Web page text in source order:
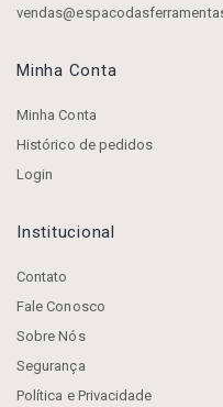
Minha Conta
Minha Conta
Histórico de pedidos
Login
Institucional
Contato
Fale Conosco
Sobre Nós
Segurança
Política e Privacidade